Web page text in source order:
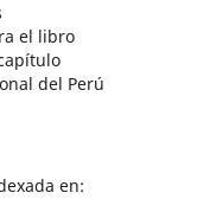
el libro
del Perú
en: